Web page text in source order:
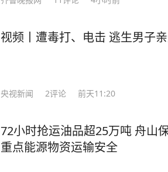
视频丨遭毒打、电击 逃生男子
央视新闻 2评论 前天11:20
72小时抢运油品超25万吨 舟山
重点能源物资运输安全